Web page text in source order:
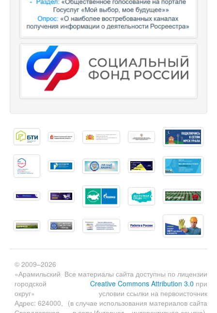
Все материалы сайта доступны по лицензии
Creative Commons Attribution 3.0 при
условии ссылки на первоисточник
(в случае использования материалов сайта
© 2009–2026
«Арамильский
городской
округ»
Адрес: 624000,